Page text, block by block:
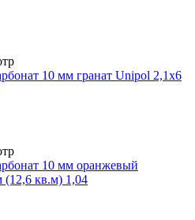
10 мм гранат Unipol 2,1х6
10 мм оранжевый
(12,6 кв.м) 1,04